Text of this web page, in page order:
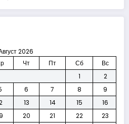
2026
Чт Пт Сб
Вс
1
2
6 7 8
9
13 14 15
16
20 21 22 23